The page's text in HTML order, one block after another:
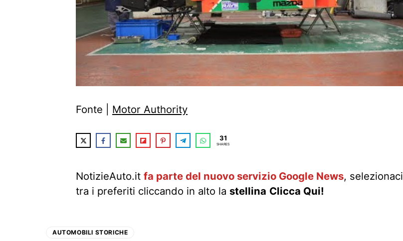
Fonte | Motor Authority
31
SHARES
NotizieAuto.it fa parte del nuovo servizio Google News, selezionaci
tra i preferiti cliccando in alto la stellina Clicca Qui!
AUTOMOBILI STORICHE